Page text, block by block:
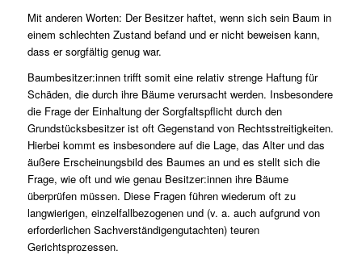
Mit anderen Worten: Der Besitzer haftet, wenn sich sein Baum in
einem schlechten Zustand befand und er nicht beweisen kann,
dass er sorgfältig genug war.
Baumbesitzer:innen trifft somit eine relativ strenge Haftung für
Schäden, die durch ihre Bäume verursacht werden. Insbesondere
die Frage der Einhaltung der Sorgfaltspflicht durch den
Grundstücksbesitzer ist oft Gegenstand von Rechtsstreitigkeiten.
Hierbei kommt es insbesondere auf die Lage, das Alter und das
äußere Erscheinungsbild des Baumes an und es stellt sich die
Frage, wie oft und wie genau Besitzer:innen ihre Bäume
überprüfen müssen. Diese Fragen führen wiederum oft zu
langwierigen, einzelfallbezogenen und (v. a. auch aufgrund von
erforderlichen Sachverständigengutachten) teuren
Gerichtsprozessen.